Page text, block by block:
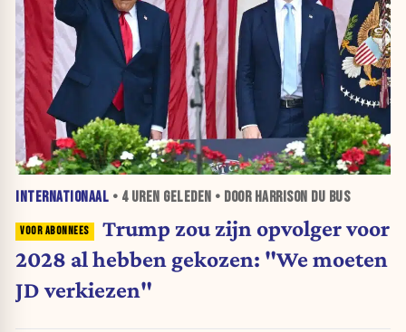
INTERNATIONAAL • 4 UREN GELEDEN • DOOR HARRISON DU BUS
Trump zou zijn opvolger voor
2028 al hebben gekozen: "We moeten
JD verkiezen"